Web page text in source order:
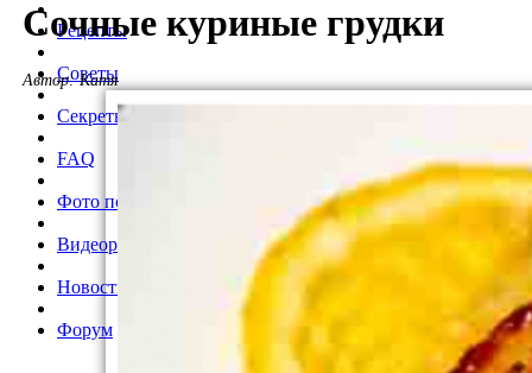
Рецепты
Советы
Секреты
FAQ
Фото похудевших
Видеорецепты
Новости
Форум
Сочные куриные грудки
Автор:Катя